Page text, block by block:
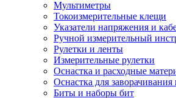
Мультиметры
Токоизмерительные клещи
Указатели напряжения и
Ручной измерительный
Рулетки и ленты
Измерительные рулетки
Оснастка и расходные
Оснастка для
Биты и наборы бит